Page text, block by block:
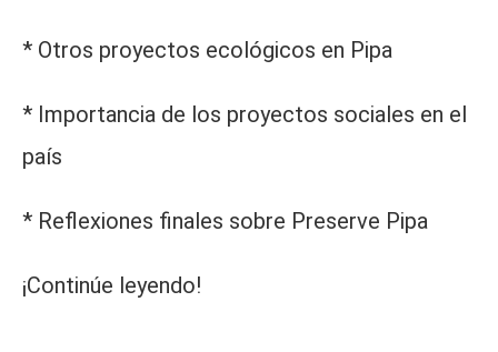
* Otros proyectos ecológicos en Pipa
* Importancia de los proyectos sociales en el
país
* Reflexiones finales sobre Preserve Pipa
¡Continúe leyendo!